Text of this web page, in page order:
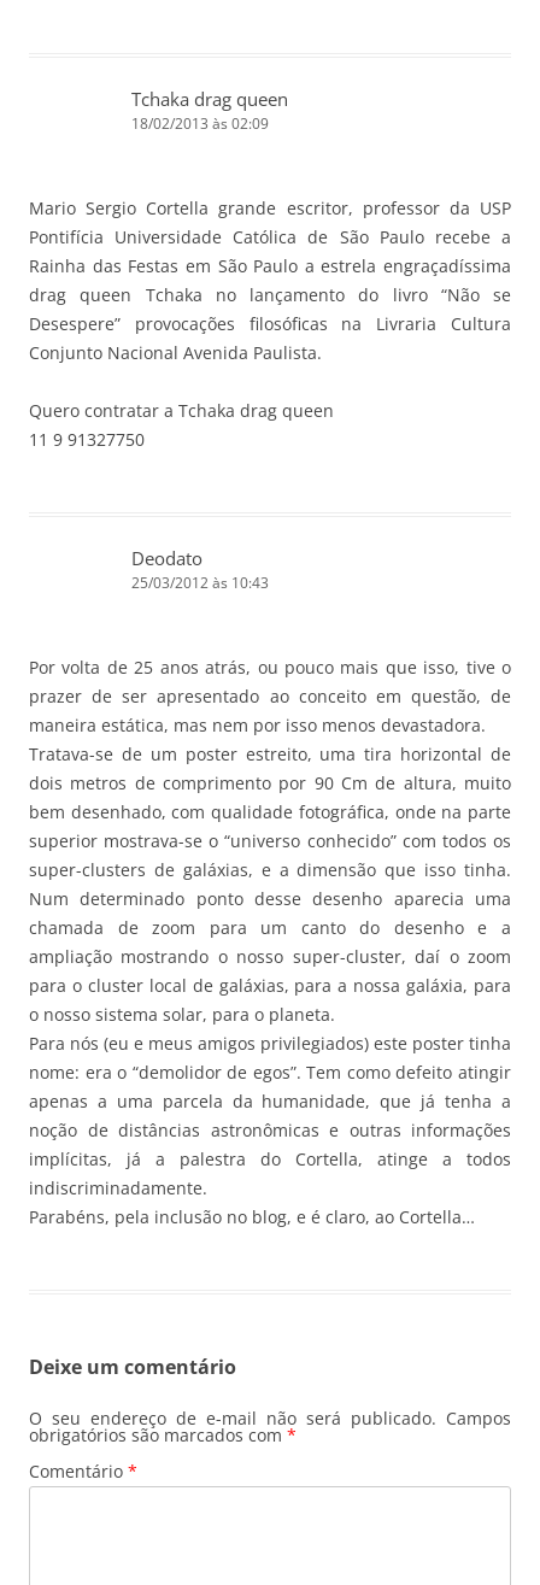
Tchaka drag queen
18/02/2013 às 02:09
Mario Sergio Cortella grande escritor, professor da USP
Pontifícia Universidade Católica de São Paulo recebe a
Rainha das Festas em São Paulo a estrela engraçadíssima
drag queen Tchaka no lançamento do livro “Não se
Desespere” provocações filosóficas na Livraria Cultura
Conjunto Nacional Avenida Paulista.
Quero contratar a Tchaka drag queen
11 9 91327750
Deodato
25/03/2012 às 10:43
Por volta de 25 anos atrás, ou pouco mais que isso, tive o
prazer de ser apresentado ao conceito em questão, de
maneira estática, mas nem por isso menos devastadora.
Tratava-se de um poster estreito, uma tira horizontal de
dois metros de comprimento por 90 Cm de altura, muito
bem desenhado, com qualidade fotográfica, onde na parte
superior mostrava-se o “universo conhecido” com todos os
super-clusters de galáxias, e a dimensão que isso tinha.
Num determinado ponto desse desenho aparecia uma
chamada de zoom para um canto do desenho e a
ampliação mostrando o nosso super-cluster, daí o zoom
para o cluster local de galáxias, para a nossa galáxia, para
o nosso sistema solar, para o planeta.
Para nós (eu e meus amigos privilegiados) este poster tinha
nome: era o “demolidor de egos”. Tem como defeito atingir
apenas a uma parcela da humanidade, que já tenha a
noção de distâncias astronômicas e outras informações
implícitas, já a palestra do Cortella, atinge a todos
indiscriminadamente.
Parabéns, pela inclusão no blog, e é claro, ao Cortella…
Deixe um comentário
O seu endereço de e-mail não será publicado. Campos
obrigatórios são marcados com *
Comentário *